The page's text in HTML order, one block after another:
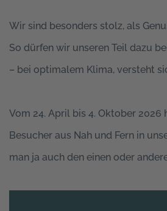
Wir sind besonders stolz, als
So dürfen wir unseren Teil dazu
– bei optimalem Klima, versteht
Vom 24. April bis 4. Oktober 2026
Besucher aus Nah und Fern in
man ja auch den einen oder